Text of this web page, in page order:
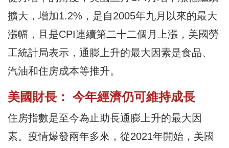
擴大，增加1.2%，是自2005年九月以來的最大
漲幅，且是CPI連續第二十二個月上漲，美國勞
工統計局表示，通膨上升的最大因素是食品、
汽油和住房成本等推升。
美國財長： 今年經濟仍可維持成長
住房指數是至今為止助長通膨上升的最大因
素。疫情爆發兩年多來，從2021年開始，美國